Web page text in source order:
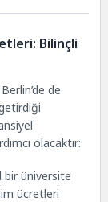
Bilinçli
de
olacaktır:
bir üniversite
ücretleri